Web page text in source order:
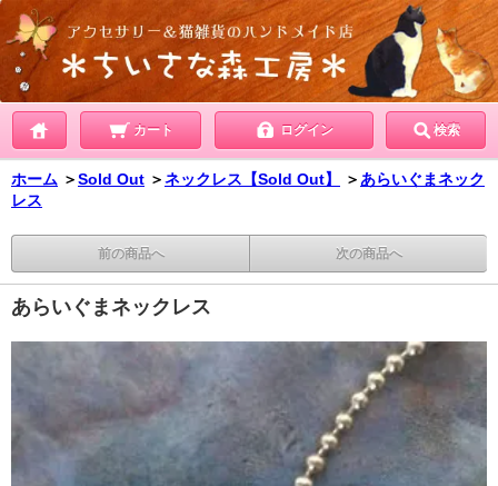
カート ログイン 検索
ホーム ＞Sold Out ＞ネックレス【Sold Out】 ＞あらいぐまネック
レス
前の商品へ 次の商品へ
あらいぐまネックレス